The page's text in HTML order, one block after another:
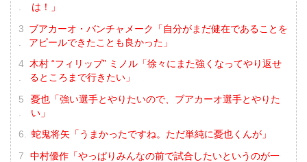
は！」
ブアカーオ・バンチャメーク「自分がまだ健在であることを
アピールできたことも良かった」
木村 “フィリップ” ミノル「徐々にまた強くなってやり返せ
るところまで行きたい」
憂也「強い選手とやりたいので、ブアカーオ選手とやりた
い」
蛇鬼将矢「うまかったですね。ただ単純に憂也くんが」
中村優作「やっぱりみんなの前で試合したいというのが一